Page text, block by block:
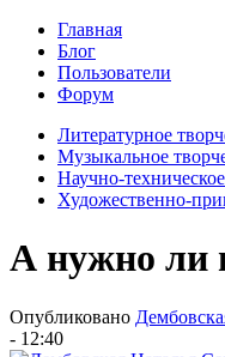
Главная
Блог
Пользователи
Форум
Литературное
Музыкальное
Научно-
Художественно-
А нужно ли
Опубликовано
- 12:40